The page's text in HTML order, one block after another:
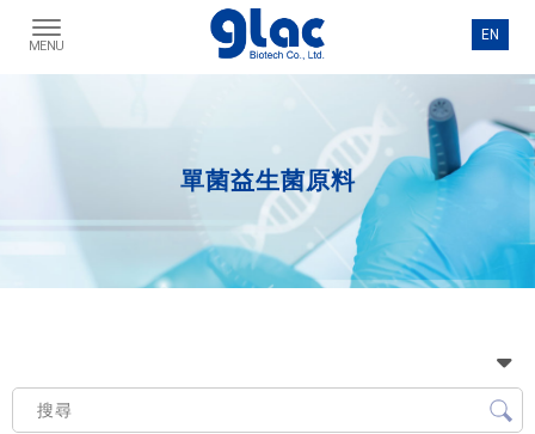
單菌益生菌原料